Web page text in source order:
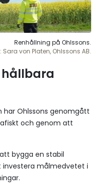
Renhållning på Ohlssons.
Sara von Platen, Ohlssons AB.
har Ohlssons genomgått
och genom att
bygga en stabil
investera målmedvetet i